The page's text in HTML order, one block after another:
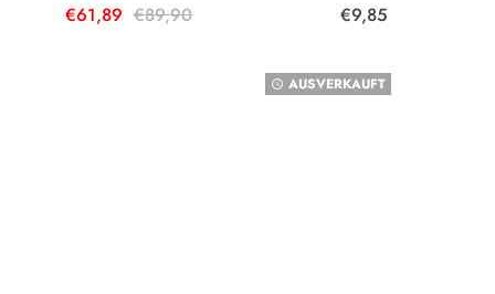
€61,89 €89,90
€9,85
watch_later AUSVERKAUFT